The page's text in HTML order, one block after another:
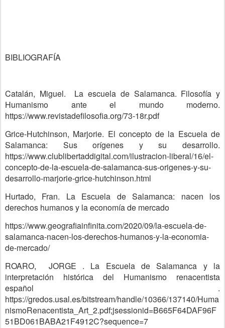
BIBLIOGRAFÍA
Catalán, Miguel. La escuela de Salamanca. Filosofía y
Humanismo ante el mundo moderno.
https://www.revistadefilosofia.org/73-18r.pdf
Grice-Hutchinson, Marjorie. El concepto de la Escuela de
Salamanca: Sus orígenes y su desarrollo.
https://www.clublibertaddigital.com/ilustracion-liberal/16/el-
concepto-de-la-escuela-de-salamanca-sus-origenes-y-su-
desarrollo-marjorie-grice-hutchinson.html
Hurtado, Fran. La Escuela de Salamanca: nacen los
derechos humanos y la economía de mercado
https://www.geografiainfinita.com/2020/09/la-escuela-de-
salamanca-nacen-los-derechos-humanos-y-la-economia-
de-mercado/
ROARO, JORGE . La Escuela de Salamanca y la
interpretación histórica del Humanismo renacentista
español .
https://gredos.usal.es/bitstream/handle/10366/137140/Huma
nismoRenacentista_Art_2.pdf;jsessionid=B665F64DAF96F
51BD061BABA21F4912C?sequence=7